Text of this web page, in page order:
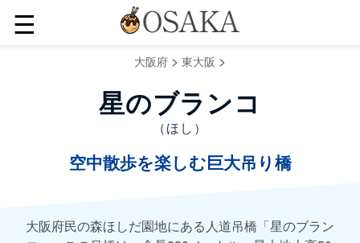
☰
大阪府 > 東大阪 >
星のブランコ
（ほし）
空中散歩を楽しむ巨大吊り橋
大阪府民の森ほしだ園地にある人道吊橋「星のブラン